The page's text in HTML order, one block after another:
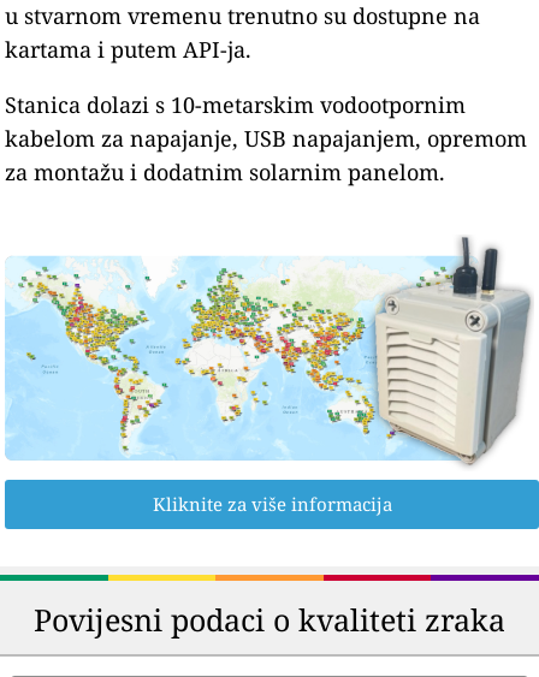
u stvarnom vremenu trenutno su dostupne na
kartama i putem API-ja.
Stanica dolazi s 10-metarskim vodootpornim
kabelom za napajanje, USB napajanjem, opremom
za montažu i dodatnim solarnim panelom.
Kliknite za više informacija
Povijesni podaci o kvaliteti zraka